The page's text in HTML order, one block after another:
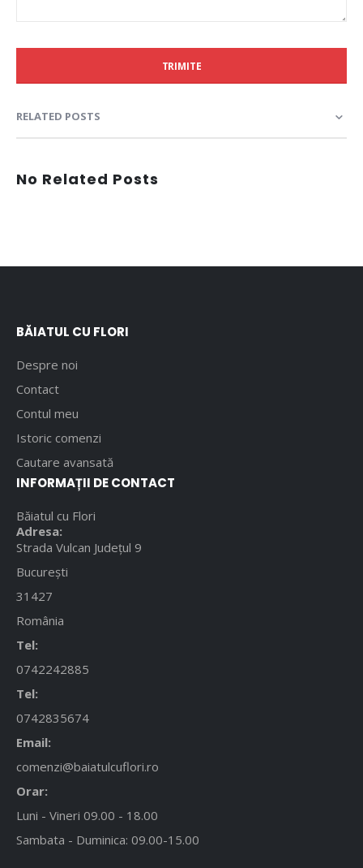
TRIMITE
RELATED POSTS
No Related Posts
BĂIATUL CU FLORI
Despre noi
Contact
Contul meu
Istoric comenzi
Cautare avansată
INFORMAȚII DE CONTACT
Băiatul cu Flori
Adresa:
Strada Vulcan Județul 9
București
31427
România
Tel:
0742242885
Tel:
0742835674
Email:
comenzi@baiatulcuflori.ro
Orar:
Luni - Vineri 09.00 - 18.00
Sambata - Duminica: 09.00-15.00